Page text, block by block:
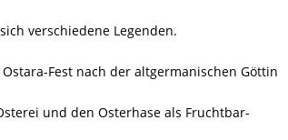
verschiedene Legenden.
Fest nach der altgermanischen Göttin
und den Osterhase als Fruchtbar-